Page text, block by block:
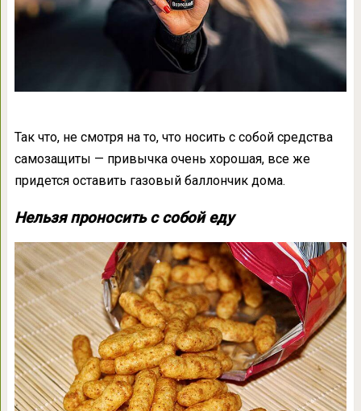
Так что, не смотря на то, что носить с собой средства
самозащиты — привычка очень хорошая, все же
придется оставить газовый баллончик дома.
Нельзя проносить с собой еду